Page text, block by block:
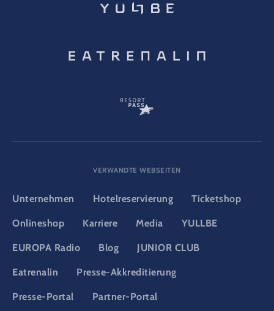
VERWANDTE WEBSEITEN
Unternehmen Hotelreservierung Ticketshop
Onlineshop Karriere Media YULLBE
EUROPA Radio Blog JUNIOR CLUB
Eatrenalin Presse-Akkreditierung
Presse-Portal Partner-Portal